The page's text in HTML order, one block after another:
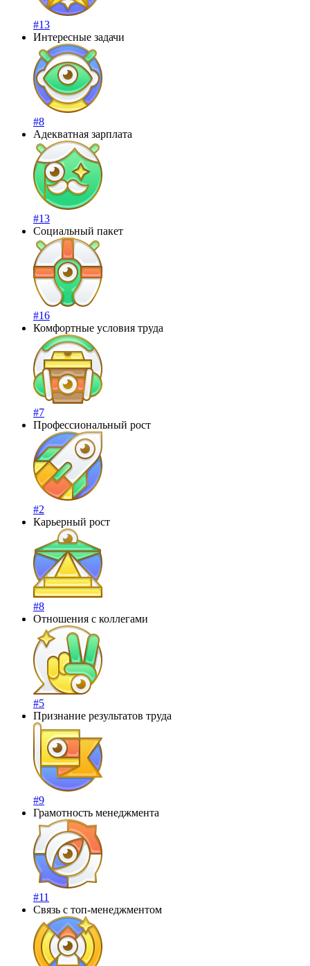
#13
Интересные задачи
#8
Адекватная зарплата
#13
Социальный пакет
#16
Комфортные условия труда
#7
Профессиональный рост
#2
Карьерный рост
#8
Отношения с коллегами
#5
Признание результатов труда
#9
Грамотность менеджмента
#11
Связь с топ-менеджментом